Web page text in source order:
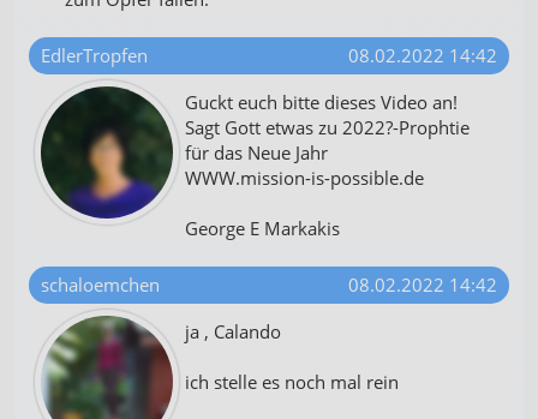
EdlerTropfen
08.02.2022 14:42
Guckt euch bitte dieses Video an!
Sagt Gott etwas zu 2022?-Prophtie
für das Neue Jahr
WWW.mission-is-possible.de
George E Markakis
schaloemchen
08.02.2022 14:42
ja , Calando
ich stelle es noch mal rein